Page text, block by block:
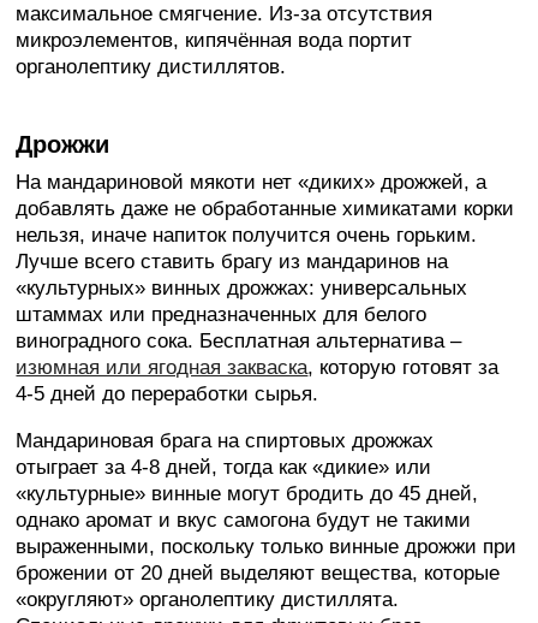
максимальное смягчение. Из-за отсутствия
микроэлементов, кипячённая вода портит
органолептику дистиллятов.
Дрожжи
На мандариновой мякоти нет «диких» дрожжей, а
добавлять даже не обработанные химикатами корки
нельзя, иначе напиток получится очень горьким.
Лучше всего ставить брагу из мандаринов на
«культурных» винных дрожжах: универсальных
штаммах или предназначенных для белого
виноградного сока. Бесплатная альтернатива –
изюмная или ягодная закваска, которую готовят за
4-5 дней до переработки сырья.
Мандариновая брага на спиртовых дрожжах
отыграет за 4-8 дней, тогда как «дикие» или
«культурные» винные могут бродить до 45 дней,
однако аромат и вкус самогона будут не такими
выраженными, поскольку только винные дрожжи при
брожении от 20 дней выделяют вещества, которые
«округляют» органолептику дистиллята.